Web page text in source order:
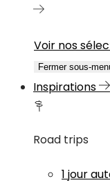
Voir nos
Fermer sous-
Inspirations
Road trips
1 jour